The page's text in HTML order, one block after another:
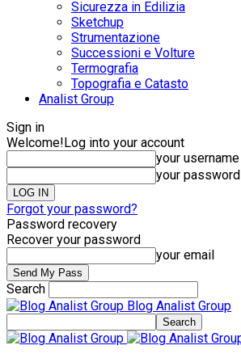
Sicurezza in Edilizia
Sketchup
Strumentazione
Successioni e Volture
Termografia
Topografia e Catasto
Analist Group
Sign in
Welcome!Log into your account
your username
your password
Forgot your password?
Password recovery
Recover your password
your email
Search
Blog Analist Group